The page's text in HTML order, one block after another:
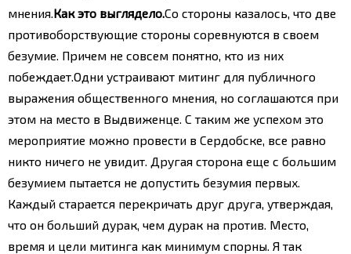
мнения. Как это выглядело.Со стороны казалось, что две
противоборствующие стороны соревнуются в своем
безумие. Причем не совсем понятно, кто из них
побеждает.Одни устраивают митинг для публичного
выражения общественного мнения, но соглашаются при
этом на место в Выдвиженце. С таким же успехом это
мероприятие можно провести в Сердобске, все равно
никто ничего не увидит. Другая сторона еще с большим
безумием пытается не допустить безумия первых.
Каждый старается перекричать друг друга, утверждая,
что он больший дурак, чем дурак на против. Место,
время и цели митинга как минимум спорны. Я так